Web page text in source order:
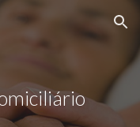
Skip to navigation